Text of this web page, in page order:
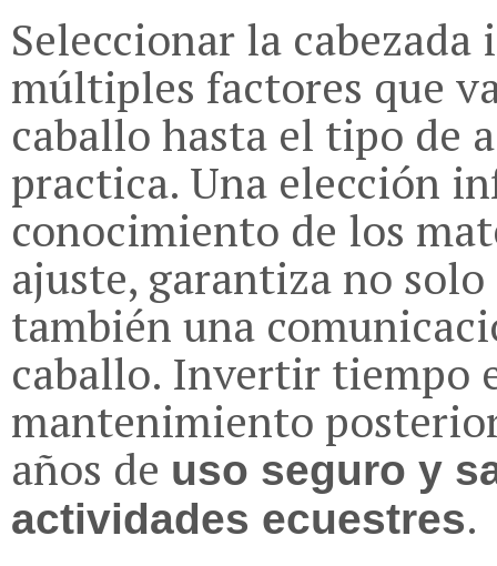
Seleccionar la
múltiples factores que
caballo hasta el tipo de
practica. Una elección
conocimiento de los
ajuste, garantiza no
también una
caballo. Invertir tiempo
mantenimiento
años de uso seguro y
actividades ecuestres.